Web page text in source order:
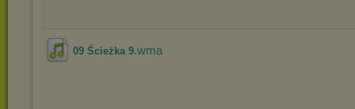
09 Ścieżka 9.wma